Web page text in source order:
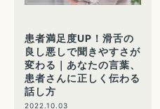
患者満足度UP！滑舌の
良し悪しで聞きやすさが
変わる｜あなたの言葉、
患者さんに正しく伝わる
話し方
2022.10.03